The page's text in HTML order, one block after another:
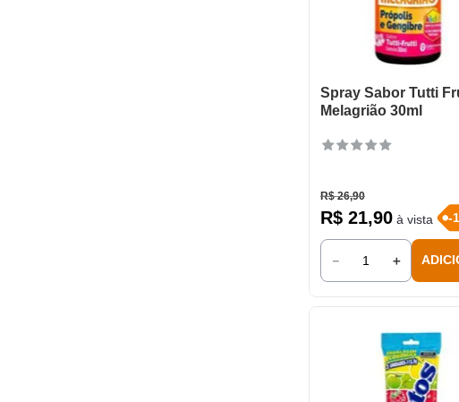
Spray Sabor Tutti
Melagrião 30ml
R$ 26,90
R$ 21,90à vista -
＋
－